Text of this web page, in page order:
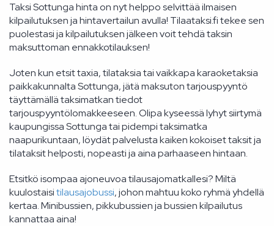
Taksi Sottunga hinta on nyt helppo selvittää ilmaisen
kilpailutuksen ja hintavertailun avulla! Tilaataksi.fi tekee sen
puolestasi ja kilpailutuksen jälkeen voit tehdä taksin
maksuttoman ennakkotilauksen!
Joten kun etsit taxia, tilataksia tai vaikkapa karaoketaksia
paikkakunnalta Sottunga, jätä maksuton tarjouspyyntö
täyttämällä taksimatkan tiedot
tarjouspyyntölomakkeeseen. Olipa kyseessä lyhyt siirtymä
kaupungissa Sottunga tai pidempi taksimatka
naapurikuntaan, löydät palvelusta kaiken kokoiset taksit ja
tilataksit helposti, nopeasti ja aina parhaaseen hintaan.
Etsitkö isompaa ajoneuvoa tilausajomatkallesi? Miltä
kuulostaisitilausajobussi, johon mahtuu koko ryhmä yhdellä
kertaa. Minibussien, pikkubussien ja bussien kilpailutus
kannattaa aina!